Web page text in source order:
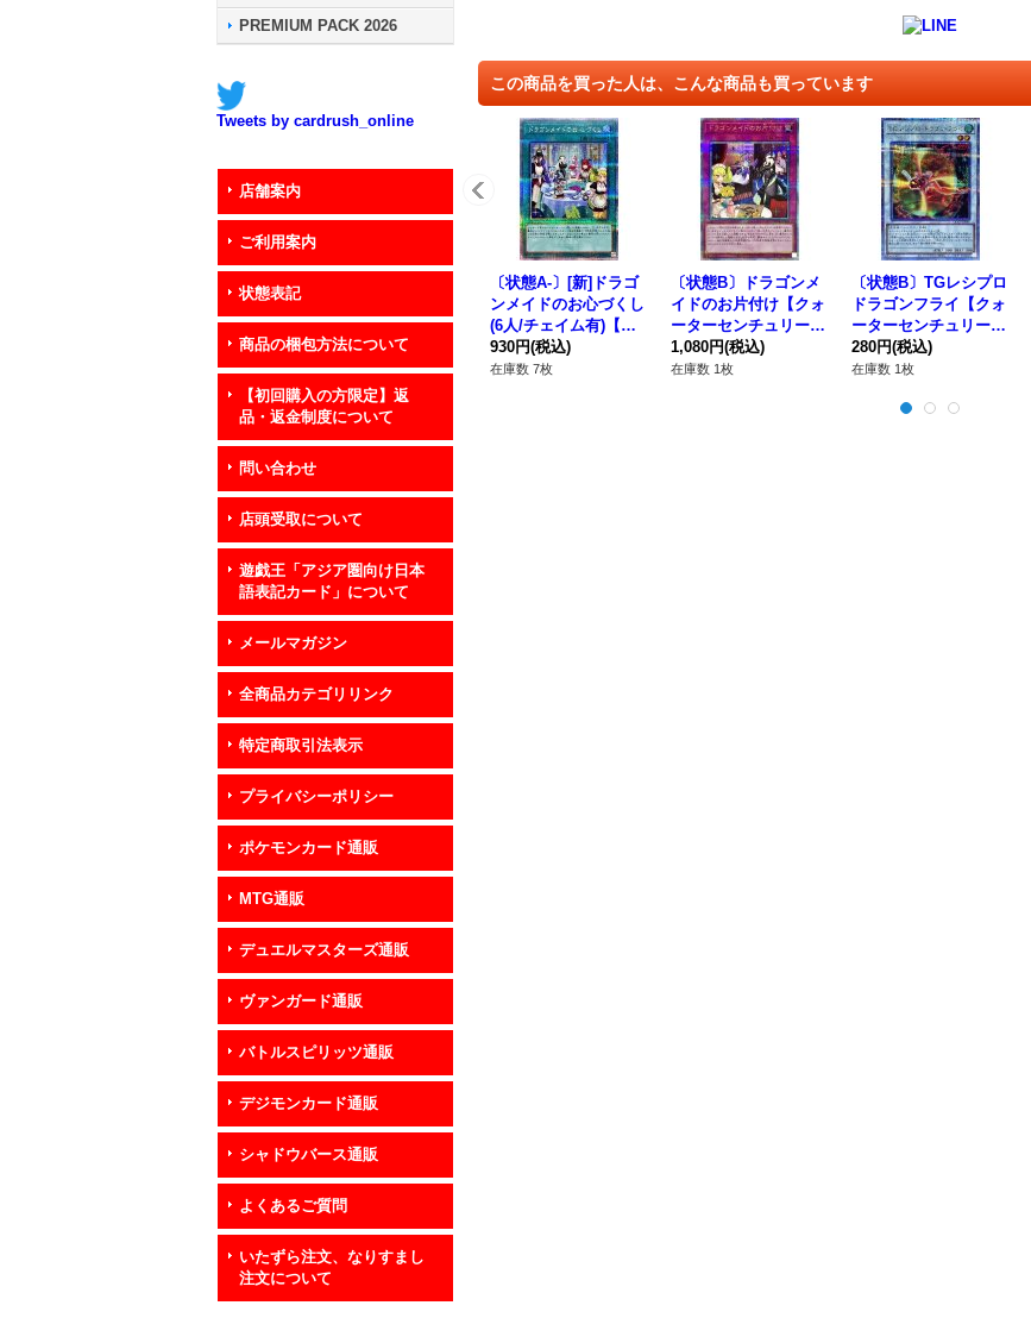
PREMIUM PACK 2026
Tweets by cardrush_online
店舗案内
ご利用案内
状態表記
商品の梱包方法について
【初回購入の方限定】返
品・返金制度について
問い合わせ
店頭受取について
遊戯王「アジア圏向け日本
語表記カード」について
メールマガジン
全商品カテゴリリンク
特定商取引法表示
プライバシーポリシー
ポケモンカード通販
MTG通販
デュエルマスターズ通販
ヴァンガード通販
バトルスピリッツ通販
デジモンカード通販
シャドウバース通販
よくあるご質問
いたずら注文、なりすまし
注文について
この商品を買った人は、こんな商品も買っています
〔状態A-〕[新]ドラゴ
ンメイドのお心づくし
(6人/チェイム有)【ク
ォーターセンチュリー
シークレット】{QCA
930円(税込)
在庫数 7枚
〔状態B〕ドラゴンメ
イドのお片付け【クォ
ーターセンチュリーシ
ークレット】{QCTB-J
P018}《罠》
1,080円(税込)
在庫数 1枚
〔状態B〕TGレシプロ
ドラゴンフライ【クォ
ーターセンチュリーシ
ークレット】{QCCP-J
P041}《シンクロ》
280円(税込)
在庫数 1枚